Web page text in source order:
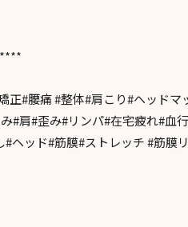
正#腰痛 #整体#肩こり#ヘッド
#肩#歪み#リンパ#在宅疲れ#血
#ヘッド#筋膜#ストレッチ #筋膜